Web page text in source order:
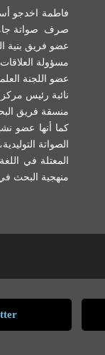
فاطمة اخدجو
صرف صواتة
عضو فريق بنية
مسؤولة العلاقات
عضو اللجنة
نائبة رئيس
منسقة فريق
كما أنها عضو
الصواتة
المعتلة في
منهجية البحث في